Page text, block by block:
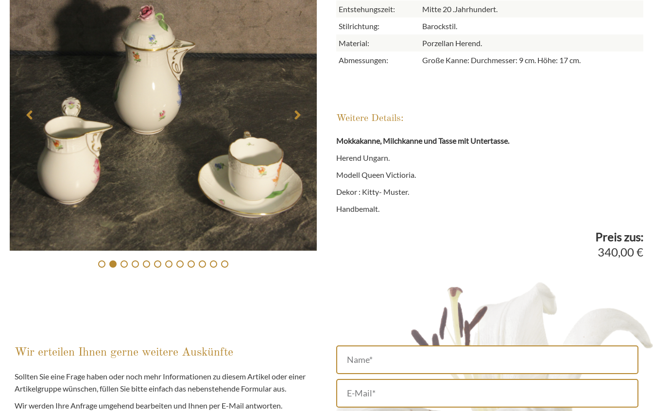
Entstehungszeit:
Mitte 20 .Jahrhundert.
Stilrichtung:
Barockstil.
Material:
Porzellan Herend.
Abmessungen:
Große Kanne: Durchmesser: 9 cm. Höhe: 17 cm.
Weitere Details:
Mokkakanne, Milchkanne und Tasse mit Untertasse.
Herend Ungarn.
Modell Queen Victioria.
Dekor : Kitty- Muster.
Handbemalt.
Preis zus:
340,00 €
Wir erteilen Ihnen gerne weitere Auskünfte
Sollten Sie eine Frage haben oder noch mehr Informationen zu diesem Artikel oder einer
Artikelgruppe wünschen, füllen Sie bitte einfach das nebenstehende Formular aus.
Wir werden Ihre Anfrage umgehend bearbeiten und Ihnen per E-Mail antworten.